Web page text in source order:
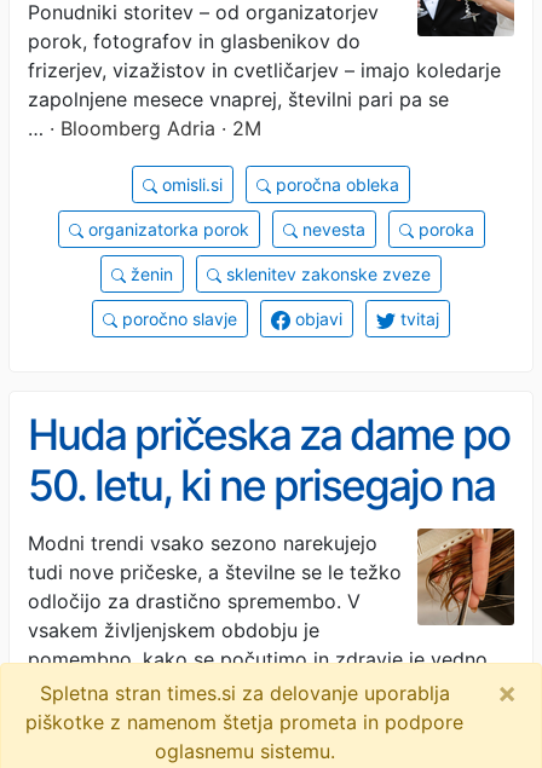
Ponudniki storitev – od organizatorjev
porok, fotografov in glasbenikov do
frizerjev, vizažistov in cvetličarjev – imajo koledarje
zapolnjene mesece vnaprej, številni pari pa se
… · Bloomberg Adria · 2M
omisli.si poročna obleka
organizatorka porok nevesta poroka
ženin sklenitev zakonske zveze
poročno slavje objavi tvitaj
Huda pričeska za dame po
50. letu, ki ne prisegajo na
čisto kratke lase
Modni trendi vsako sezono narekujejo
tudi nove pričeske, a številne se le težko
odločijo za drastično spremembo. V
vsakem življenjskem obdobju je
pomembno, kako se počutimo in zdravje je vedno
…· Elle · 2M
objavi tvitaj
Spletna stran times.si za delovanje uporablja
piškotke z namenom štetja prometa in podpore
oglasnemu sistemu.
×